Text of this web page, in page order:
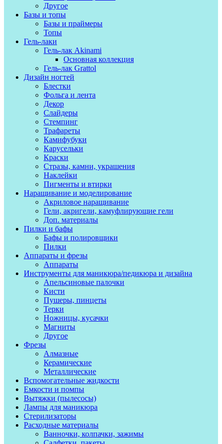
Другое
Базы и топы
Базы и праймеры
Топы
Гель-лаки
Гель-лак Akinami
Основная коллекция
Гель-лак Grattol
Дизайн ногтей
Блестки
Фольга и лента
Декор
Слайдеры
Стемпинг
Трафареты
Камифубуки
Карусельки
Краски
Стразы, камни, украшения
Наклейки
Пигменты и втирки
Наращивание и моделирование
Акриловое наращивание
Гели, акригели, камуфлирующие гели
Доп. материалы
Пилки и бафы
Бафы и полировщики
Пилки
Аппараты и фрезы
Аппараты
Инструменты для маникюра/педикюра и дизайна
Апельсиновые палочки
Кисти
Пушеры, пинцеты
Терки
Ножницы, кусачки
Магниты
Другое
Фрезы
Алмазные
Керамические
Металлические
Вспомогательные жидкости
Емкости и помпы
Вытяжки (пылесосы)
Лампы для маникюра
Стерилизаторы
Расходные материалы
Ванночки, колпачки, зажимы